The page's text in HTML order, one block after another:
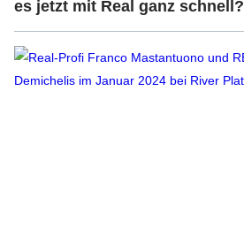
es jetzt mit Real ganz schnell?